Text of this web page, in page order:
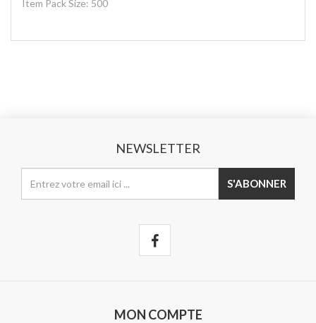
Item Pack Size: 500
NEWSLETTER
MON COMPTE